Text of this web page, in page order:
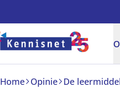
Home Opinie De